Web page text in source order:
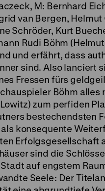
M: Bernhard
van Bergen, Helmut
Schröder, Kurt
Rudi Böhm
und erfährt, dass
sind. Also lanciert
Fressen fürs
Böhm alles
zum perfiden
bestechendsten
konsequente
Erfolgsgesellschaft
sind die Schlösser
auf engstem
Seele: Der